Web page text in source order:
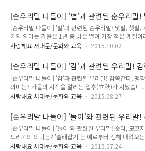
하시길 바랍니다. 순화어 책갈피 애매하다 ▶ 모호하다 [
선정 순화어] 표준어 책..
는 표현으로 그 뜻을 짐작할 수 있는데요. 슬기주머니는
재능을 지닌 사람을 비유적으로 이르는 말입니다. 반대
친사위'는 무엇이든지 남이 가르치는 대로만 하는 사람
이르는 말이지요. 우리에게 익숙한 말인 '두루치기'는 여
에 걸쳐 잘하고 능숙한 사람을 뜻합니다. 이 밖에도 사람
르고 약한 사람을 나타내는 '물렁팥죽'과 무엇이든지 잘
하는 사람을 나타내는..
[순우리말 나들이] '별'과 관련된 순우리말!
샛별, 개밥바라기의 의미는?
[순우리말 나들이] '별'과 관련된 순우리말! 닻별, 샛별,
기의 의미는 가을은 1년 중 밝은 별이 가장 적은 계절이
니다. 하지만 그 덕분에 일부 별자리는 금방 눈에 띄는데
의 모양을 닮아 우리말로 '닻별'이라고 부르지요. 우리에
한 '금성'은 여러 가지 이름으로 불리는데요. 새벽 동쪽
보일 때에는 '샛별', 저녁 무렵 서쪽 하늘에 보일 때에는
라기'라고 부릅니다. 이 중 '개밥바라기'는 개밥을 줄 때
이라 하여 붙여진 이름입니다. 풍성한 가을, 오늘은 밤하
[서울시 선정 순화어] 표준어 책갈피 주책이다 ▶ 주책없
:..
사랑해요 서대문/문화와 교육 2015.10.02
[순우리말 나들이] '감'과 관련된 우리말!
다, 땡감, 감또개 의미는?
[순우리말 나들이] '감'과 관련된 우리말! 감쪽같다, 땡
의미는? 가을의 시작을 알리는 입추(立秋)가 지났습니
이 되면 맛깔스러운 주황 빛깔을 뽐내며 나뭇가지에 달
히 사용하는 '감쪽같아'는 감과 관련된 순우리말입니다.
에 가지를 접붙이면 티가 나지 않게 잘 붙는 데서 온 말로
알아차리지 못할 만큼 아무 표가 없다'는 의미로 사용되
나무에 열린 감을 한 입 배었다가 입 안이 떨떠름해진
으실 텐데요. 이렇게 맛이 떫은 감을 '땡감'이라고 합니다
사랑해요 서대문/문화와 교육 2015.08.27
[순우리말 나들이] '놀이'와 관련된 우리말!
모꼬지, 두럭, 도리기의 의미는?
[순우리말 나들이] '놀이'와 관련된 우리말! 순라, 모꼬
도리기의 의미는? '술래잡기'는 예로부터 전해 내려오
들의 놀이로 누구나 한번쯤 해보았던 추억이 있으실 텐
사랑해요 서대문/문화와 교육 2015.07.24